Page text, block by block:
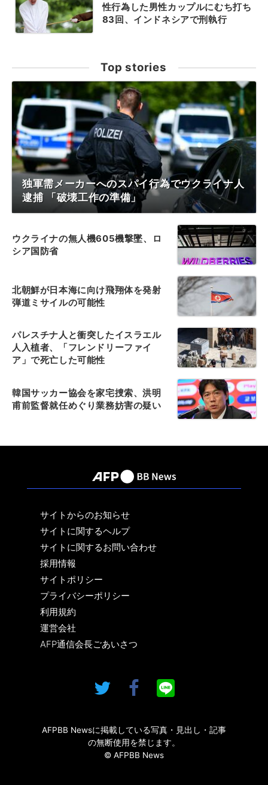
性行為した男性カップルにむち打ち
83回、インドネシアで刑執行
Top stories
独軍需メーカーへのスパイ行為でウクライナ人
逮捕 「破壊工作の準備」
ウクライナの無人機605機撃墜、ロ
シア国防省
北朝鮮が日本海に向け飛翔体を発射
弾道ミサイルの可能性
パレスチナ人と衝突したイスラエル
人入植者、「フレンドリーファイ
ア」で死亡した可能性
韓国サッカー協会を家宅捜索、洪明
甫前監督就任めぐり業務妨害の疑い
サイトからのお知らせ
サイトに関するヘルプ
サイトに関するお問い合わせ
採用情報
サイトポリシー
プライバシーポリシー
利用規約
運営会社
AFP通信会長ごあいさつ
AFPBB Newsに掲載している写真・見出し・記事
の無断使用を禁じます。
© AFPBB News